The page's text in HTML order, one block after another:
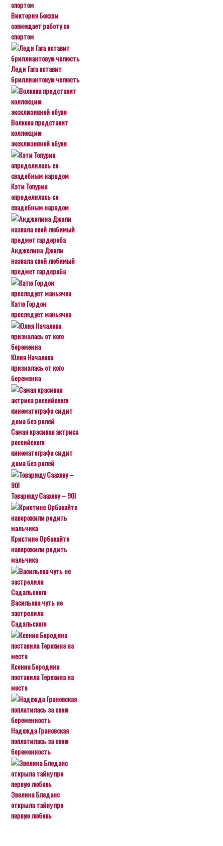
Виктория Бекхэм
совмещает работу со
спортом
Леди Гага вставит
бриллиантовую челюсть
Волкова представит
коллекцию
эксклюзивной обуви
Кэти Топурия
определилась со
свадебным нарядом
Анджелина Джоли
назвала свой любимый
предмет гардероба
Катю Гордон
преследует маньячка
Юлия Началова
призналась от кого
беременна
Самая красивая актриса
российского
кинематографа сидит
дома без ролей
Товарищу Саахову – 90!
Кристине Орбакайте
наворожили родить
мальчика
Васильева чуть не
застрелила
Садальского
Ксения Бородина
поставила Терехина на
место
Надежда Грановская
поплатилась за свою
беременность
Эвелина Бледанс
открыла тайну про
первую любовь